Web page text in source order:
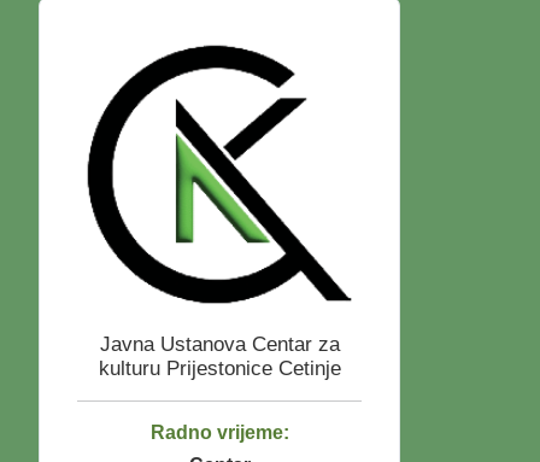
Javna Ustanova Centar za
kulturu Prijestonice Cetinje
Radno vrijeme: